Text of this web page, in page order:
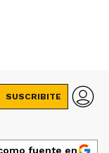
SUSCRIBITE
fuente en